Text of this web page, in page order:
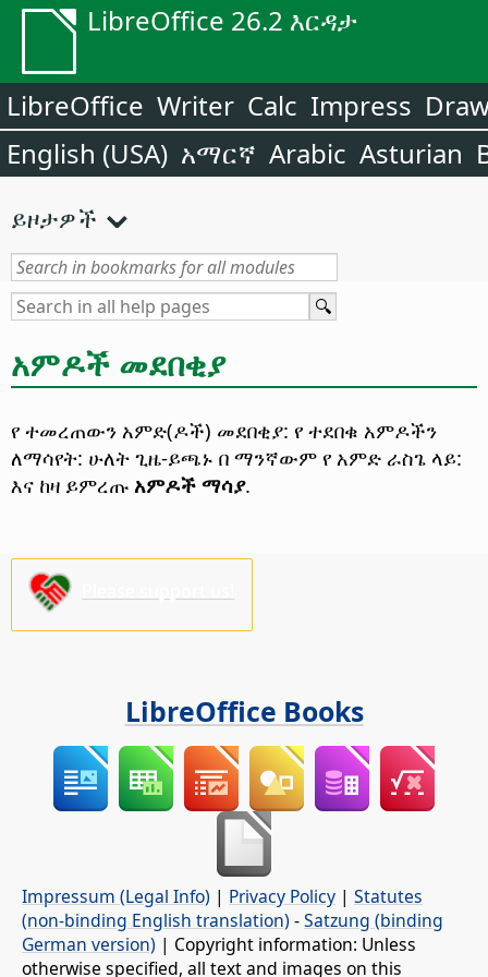
LibreOffice 26.2 እርዳታ
LibreOffice Writer Calc Impress
English (USA) አማርኛ Arabic Asturian
ይዞታዎች
አምዶች መደበቂያ
የ ተመረጠውን አምድ(ዶች) መደበቂያ: የ ተደበቁ አምዶችን
ለማሳየት: ሁለት ጊዜ-ይጫኑ በ ማንኛውም የ አምድ ራስጌ ላይ:
እና ከዛ ይምረጡ አምዶች ማሳያ.
LibreOffice Books
Impressum (Legal Info) | Privacy Policy | Statutes
(non-binding English translation) -Satzung (binding
German version) | Copyright information: Unless
otherwise specified, all text and images on this